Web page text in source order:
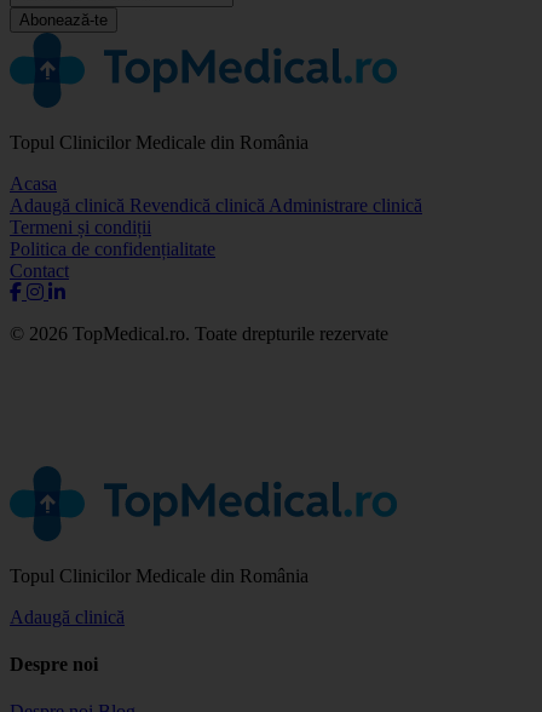
Abonează-te
Topul Clinicilor Medicale din România
Acasa
Adaugă clinică Revendică clinică Administrare clinică
Termeni și condiții
Politica de confidențialitate
Contact
© 2026 TopMedical.ro. Toate drepturile rezervate
Topul Clinicilor Medicale din România
Adaugă clinică
Despre noi